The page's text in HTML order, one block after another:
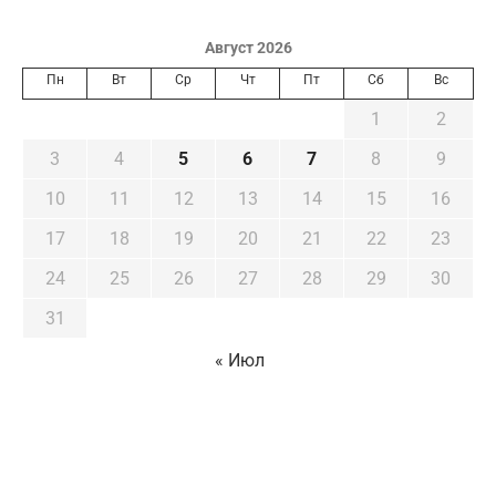
Август 2026
Пн Вт Ср Чт Пт Сб Вс
1
2
3
4 5 6 7 8
9
10
11 12 13 14 15
16
17
18 19 20 21 22
23
24
25 26 27 28 29
30
31
« Июл